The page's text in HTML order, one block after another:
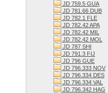
JD 759.5 GUA
JD 781.66 DUB
JD 782.1 FLE
JD 782.42 APA
JD 782.42 MIL
JD 782.42 MOL
JD 787 SHI
JD 791.3 FIJ
JD 796 GUE
JD 796.333 NOV
JD 796.334 DES
JD 796.334 VAL
JD 796.342 HAG